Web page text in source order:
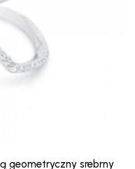
geometryczny srebrny